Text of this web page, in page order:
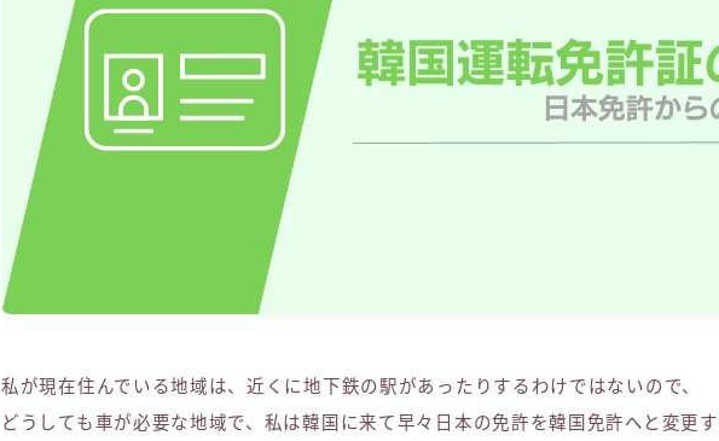
私が現在住んでいる地域は、近くに地下鉄の駅があったりするわけではないので、
どうしても車が必要な地域で、私は韓国に来て早々日本の免許を韓国免許へと変更